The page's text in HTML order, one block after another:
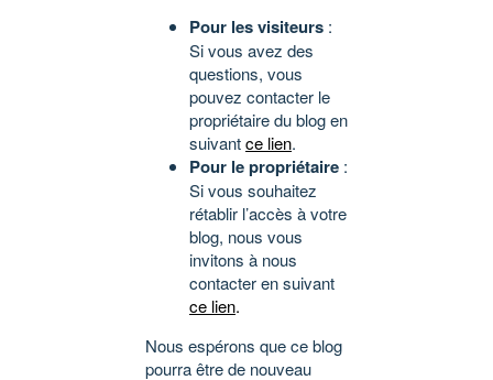
Pour les visiteurs :
Si vous avez des
questions, vous
pouvez contacter le
propriétaire du blog en
suivantce lien.
Pour le propriétaire :
Si vous souhaitez
rétablir l’accès à votre
blog, nous vous
invitons à nous
contacter en suivant
ce lien.
Nous espérons que ce blog
pourra être de nouveau